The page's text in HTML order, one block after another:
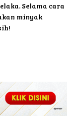
Selama cara
minyak